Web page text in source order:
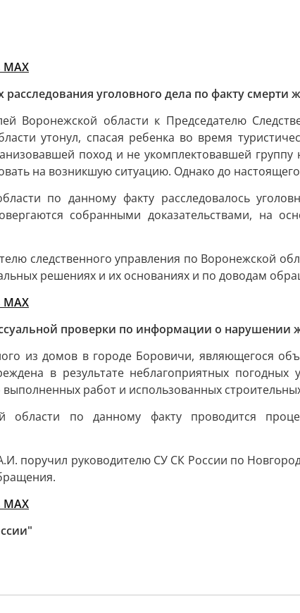
расследования уголовного дела по факту
Воронежской области к Председателю
утонул, спасая ребенка во время
поход и не укомплектовавшей
на возникшую ситуацию. Однако до
по данному факту расследовалось
собранными доказательствами, на
следственного управления по Воронежской
решениях и их основаниях и по доводам
проверки по информации о
из домов в городе Боровичи, являющегося
в результате неблагоприятных
работ и использованных
по данному факту проводится
поручил руководителю СУ СК России по